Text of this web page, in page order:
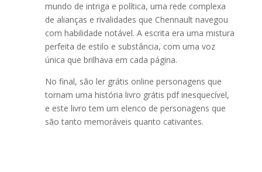
mundo de intriga e política, uma rede complexa
de alianças e rivalidades que Chennault navegou
com habilidade notável. A escrita era uma mistura
perfeita de estilo e substância, com uma voz
única que brilhava em cada página.
No final, são ler grátis online personagens que
tornam uma história livro grátis pdf inesquecível,
e este livro tem um elenco de personagens que
são tanto memoráveis quanto cativantes.